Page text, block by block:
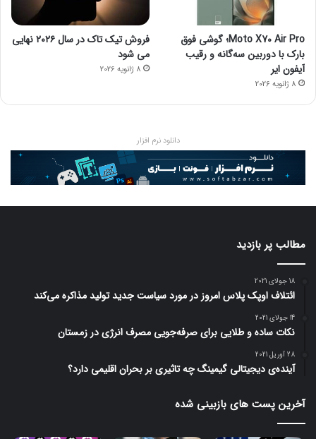
Moto X70 Air Pro؛ گوشی فوق
بارک با دوربین سه‌گانه و رقیب
آیفون ایر
8 ژانویه 2026
فروش تیک تاک در سال ۲۰۲۶ نهایی
می شود
8 ژانویه 2026
دانلود نرم افزار
مطالب پر بازدید
18 جولای 2021
ائتلاف اوپک پلاس امروز در مورد سیاست جدید تولید مذاکره می‌کند
14 جولای 2021
نکات ساده و طلایی برای صرفه‌جویی مصرف انرژی در زمستان
28 آوریل 2021
آینده‌ی دیجیتالی گیمینگ چه تاثیری بر بحران اقلیمی دارد؟
آخرین پست های بازبینی شده